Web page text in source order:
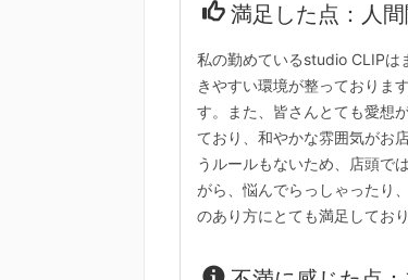
満足した点：人間
私の勤めているstudio CLIPは
きやすい環境が整っておりま
す。また、皆さんとても愛想
ており、和やかな雰囲気がお
うルールもないため、店頭で
がら、悩んでらっしゃったり
のあり方にとても満足してお